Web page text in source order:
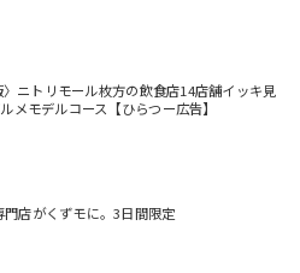
〉ニトリモール枚方の飲食店14店舗イッキ見
メモデルコース【ひらつー広告】
店がくずモに。3日間限定